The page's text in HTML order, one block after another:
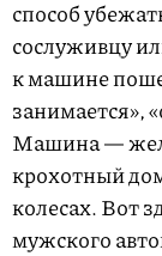
способ
сослуживцу
к машине
занимается»,
Машина —
крохотный
колесах. Вот
мужского